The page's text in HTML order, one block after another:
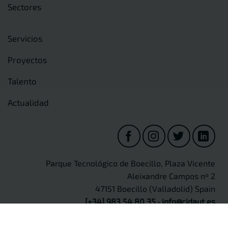
Sectores
Servicios
Proyectos
Talento
Actualidad
Parque Tecnológico de Boecillo, Plaza Vicente
Aleixandre Campos nº 2
47151 Boecillo (Valladolid) Spain
[+34] 983 54 80 35·info@cidaut.es